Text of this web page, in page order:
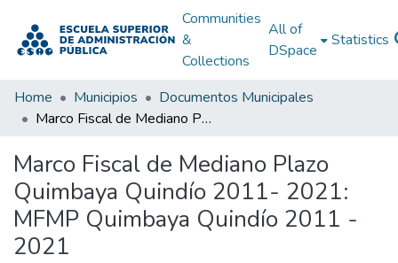
Communities
&
Collections
All of
DSpace
Statistics
Home Municipios
Documentos Municipales
Marco Fiscal de Mediano Plazo Quimbaya Quindío 2011- 2021: MFMP Quimbaya Quindío 2011 - 2021
Marco Fiscal de Mediano Plazo
Quimbaya Quindío 2011- 2021:
MFMP Quimbaya Quindío 2011 -
2021